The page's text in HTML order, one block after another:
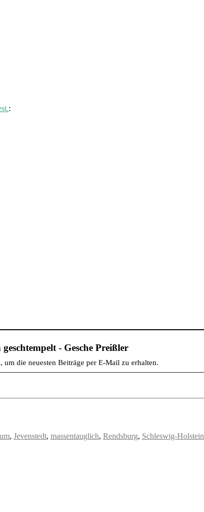
:
- Gesche Preißler
die neuesten Beiträge per E-Mail zu erhalten.
, Jevenstedt, massentauglich, Rendsburg, Schleswig-Holstein